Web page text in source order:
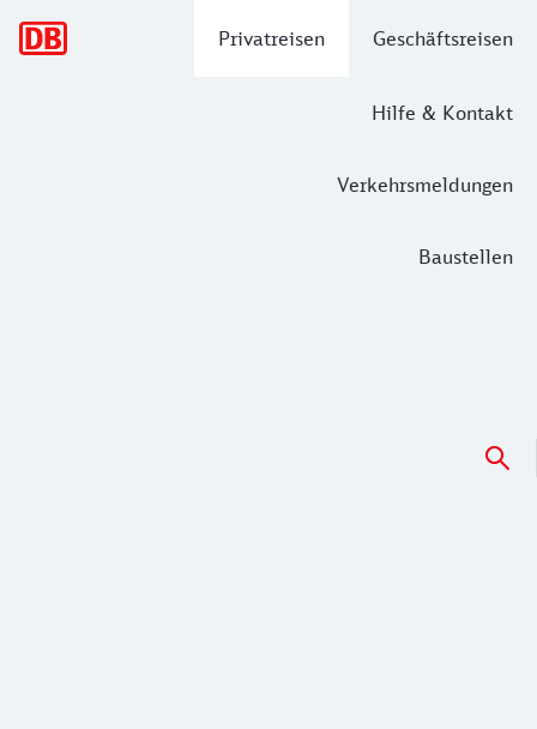
Privatreisen Geschäftsreisen
Hilfe & Kontakt
Verkehrsmeldungen
Baustellen